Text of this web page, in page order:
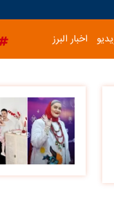
اخبار البرز